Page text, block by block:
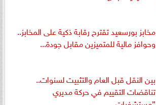
مخابز بورسعيد تقترح رقابة ذكية على المخابز..
وحوافز مالية للمتميزين مقابل جودة...
بين النقل قبل العام والتثبيت لسنوات..
تناقضات التقييم في حركة مديري